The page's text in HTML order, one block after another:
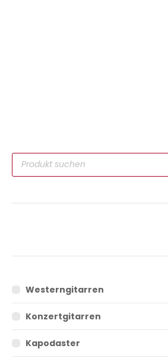
Westerngitarren
Konzertgitarren
Kapodaster